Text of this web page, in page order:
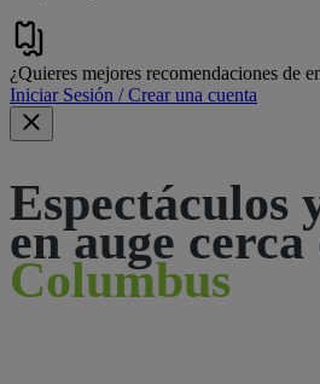
¿Quieres mejores recomendaciones de
Iniciar Sesión / Crear una cuenta
Espectáculos
en auge cerca
Columbus